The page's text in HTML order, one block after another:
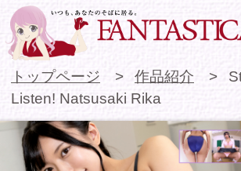
VR
トップページ
Listen! Natsusaki Rika